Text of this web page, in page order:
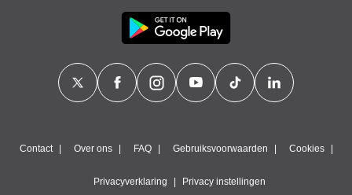
Contact Over ons FAQ Gebruiksvoorwaarden Cookies
Privacyverklaring Privacy instellingen